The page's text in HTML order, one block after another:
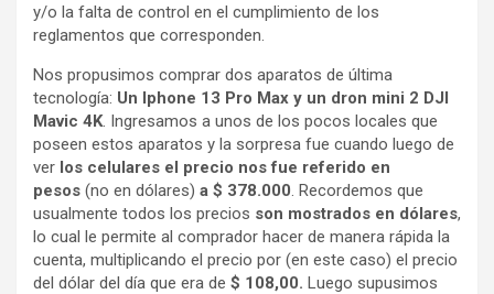
y/o la falta de control en el cumplimiento de los
reglamentos que corresponden.
Nos propusimos comprar dos aparatos de última
tecnología: Un Iphone 13 Pro Max y un dron mini 2 DJI
Mavic 4K. Ingresamos a unos de los pocos locales que
poseen estos aparatos y la sorpresa fue cuando luego de
ver los celulares el precio nos fue referido en
pesos (no en dólares) a $ 378.000. Recordemos que
usualmente todos los precios son mostrados en dólares,
lo cual le permite al comprador hacer de manera rápida la
cuenta, multiplicando el precio por (en este caso) el precio
del dólar del día que era de $ 108,00. Luego supusimos